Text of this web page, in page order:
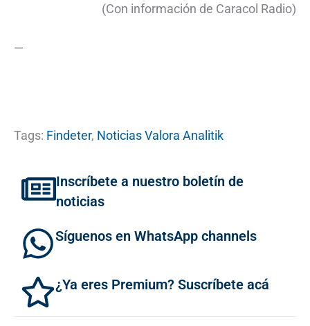
(Con información de Caracol Radio)
—
Tags: Findeter, Noticias Valora Analitik
Inscríbete a nuestro boletín de
noticias
Síguenos en WhatsApp channels
¿Ya eres Premium? Suscríbete acá